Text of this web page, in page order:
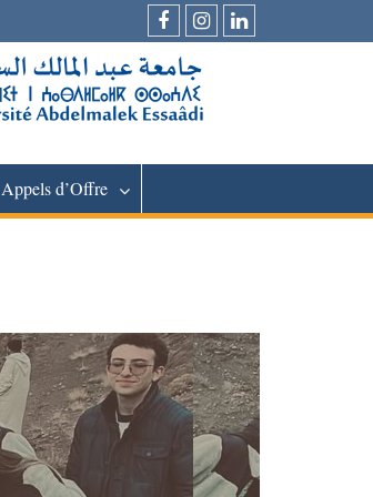
FacebookInstagram
LinkedIn
Appels d’Offre